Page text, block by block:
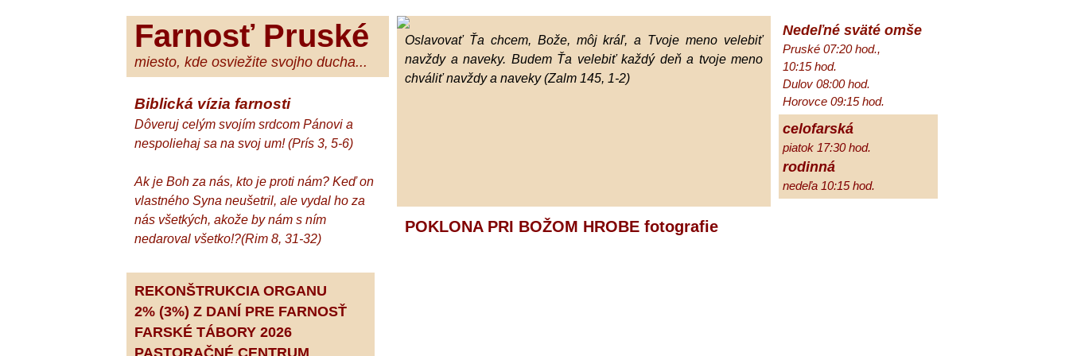
Farnosť Pruské
miesto, kde osviežite svojho ducha...
Biblická vízia farnosti
Dôveruj celým svojím srdcom Pánovi a
nespoliehaj sa na svoj um! (Prís 3, 5-6)
Ak je Boh za nás, kto je proti nám? Keď on
vlastného Syna neušetril, ale vydal ho za
nás všetkých, akože by nám s ním
nedaroval všetko!?(Rim 8, 31-32)
REKONŠTRUKCIA ORGANU
2% (3%) Z DANÍ PRE FARNOSŤ
FARSKÉ TÁBORY 2026
PASTORAČNÉ CENTRUM
Oslavovať Ťa chcem, Bože, môj kráľ, a Tvoje meno velebiť
navždy a naveky. Budem Ťa velebiť každý deň a tvoje meno
chváliť navždy a naveky (Zalm 145, 1-2)
Nedeľné sväté omše
Pruské 07:20 hod.,
10:15 hod.
Dulov 08:00 hod.
Horovce 09:15 hod.
celofarská
piatok 17:30 hod.
rodinná
nedeľa 10:15 hod.
POKLONA PRI BOŽOM HROBE fotografie